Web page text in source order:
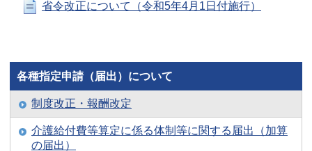
省令改正について（令和5年4月1日付施行）
各種指定申請（届出）について
制度改正・報酬改定
介護給付費等算定に係る体制等に関する届出（加算
の届出）